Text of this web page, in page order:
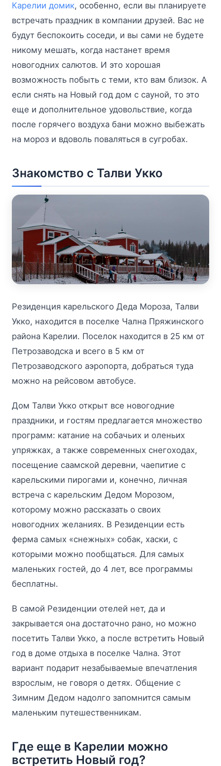
Карелии домик, особенно, если вы планируете
встречать праздник в компании друзей. Вас не
будут беспокоить соседи, и вы сами не будете
никому мешать, когда настанет время
новогодних салютов. И это хорошая
возможность побыть с теми, кто вам близок. А
если снять на Новый год дом с сауной, то это
еще и дополнительное удовольствие, когда
после горячего воздуха бани можно выбежать
на мороз и вдоволь поваляться в сугробах.
Знакомство с Талви Укко
Резиденция карельского Деда Мороза, Талви
Укко, находится в поселке Чална Пряжинского
района Карелии. Поселок находится в 25 км от
Петрозаводска и всего в 5 км от
Петрозаводского аэропорта, добраться туда
можно на рейсовом автобусе.
Дом Талви Укко открыт все новогодние
праздники, и гостям предлагается множество
программ: катание на собачьих и оленьих
упряжках, а также современных снегоходах,
посещение саамской деревни, чаепитие с
карельскими пирогами и, конечно, личная
встреча с карельским Дедом Морозом,
которому можно рассказать о своих
новогодних желаниях. В Резиденции есть
ферма самых «снежных» собак, хаски, с
которыми можно пообщаться. Для самых
маленьких гостей, до 4 лет, все программы
бесплатны.
В самой Резиденции отелей нет, да и
закрывается она достаточно рано, но можно
посетить Талви Укко, а после встретить Новый
год в доме отдыха в поселке Чална. Этот
вариант подарит незабываемые впечатления
взрослым, не говоря о детях. Общение с
Зимним Дедом надолго запомнится самым
маленьким путешественникам.
Где еще в Карелии можно
встретить Новый год?